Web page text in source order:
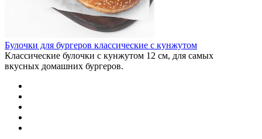
Булочки для бургеров классические с кунжутом
Классические булочки с кунжутом 12 см, для самых
вкусных домашних бургеров.